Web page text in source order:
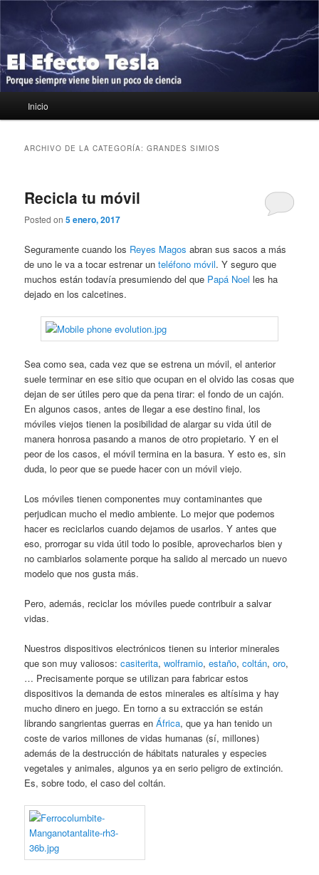
contenido
principal
contenido
secundario
El Efecto Tesla
Porque siempre viene bien un poco de ciencia
principal
Inicio
ARCHIVO DE LA CATEGORÍA:GRANDES SIMIOS
Recicla tu móvil
Posted on5 enero, 2017
Seguramente cuando los Reyes Magos abran sus sacos a más
de uno le va a tocar estrenar unteléfono móvil. Y seguro que
muchos están todavía presumiendo del que Papá Noel les ha
dejado en los calcetines.
Sea como sea, cada vez que se estrena un móvil, el anterior
suele terminar en ese sitio que ocupan en el olvido las cosas que
dejan de ser útiles pero que da pena tirar: el fondo de un cajón.
En algunos casos, antes de llegar a ese destino final, los
móviles viejos tienen la posibilidad de alargar su vida útil de
manera honrosa pasando a manos de otro propietario. Y en el
peor de los casos, el móvil termina en la basura. Y esto es, sin
duda, lo peor que se puede hacer con un móvil viejo.
Los móviles tienen componentes muy contaminantes que
perjudican mucho el medio ambiente. Lo mejor que podemos
hacer es reciclarlos cuando dejamos de usarlos. Y antes que
eso, prorrogar su vida útil todo lo posible, aprovecharlos bien y
no cambiarlos solamente porque ha salido al mercado un nuevo
modelo que nos gusta más.
Pero, además, reciclar los móviles puede contribuir a salvar
vidas.
Nuestros dispositivos electrónicos tienen su interior minerales
que son muy valiosos:casiterita,wolframio,estaño,coltán,oro,
… Precisamente porque se utilizan para fabricar estos
dispositivos la demanda de estos minerales es altísima y hay
mucho dinero en juego. En torno a su extracción se están
librando sangrientas guerras enÁfrica, que ya han tenido un
coste de varios millones de vidas humanas (sí, millones)
además de la destrucción de hábitats naturales y especies
vegetales y animales, algunos ya en serio peligro de extinción.
Es, sobre todo, el caso del coltán.